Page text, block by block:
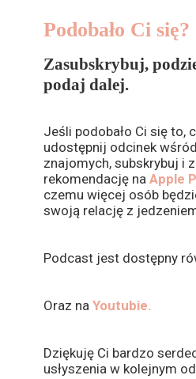
Podobało Ci się?
Zasubskrybuj,
podaj dalej.
Jeśli podobało Ci się to,
udostępnij odcinek
znajomych, subskrybuj i
rekomendację na Apple
czemu więcej osób
swoją relację z
Podcast jest dostępny
Oraz na Youtubie.
Dziękuję Ci bardzo
usłyszenia w kolejnym